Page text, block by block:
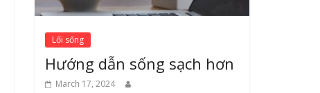
Lối sống
Hướng dẫn sống sạch hơn
March 17, 2024